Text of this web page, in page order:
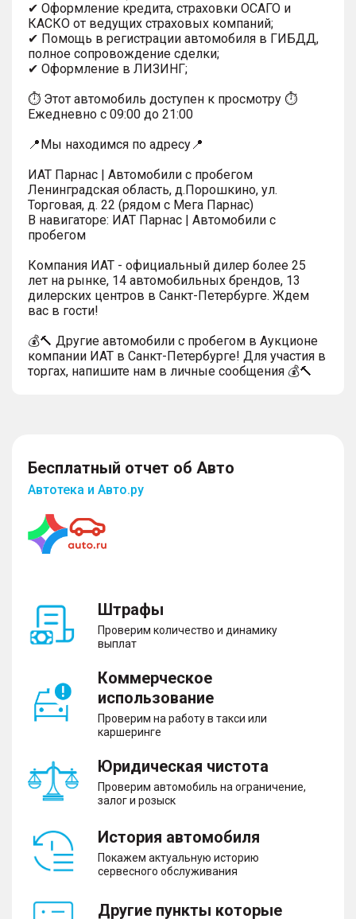
✔ Оформление кредита, страховки ОСАГО и
КАСКО от ведущих страховых компаний;
✔ Помощь в регистрации автомобиля в ГИБДД,
полное сопровождение сделки;
✔ Оформление в ЛИЗИНГ;
⏱ Этот автомобиль доступен к просмотру ⏱
Ежедневно с 09:00 до 21:00
📍Мы находимся по адресу📍
ИАТ Парнас | Автомобили с пробегом
Ленинградская область, д.Порошкино, ул.
Торговая, д. 22 (рядом с Мега Парнас)
В навигаторе: ИАТ Парнас | Автомобили с
пробегом
Компания ИАТ - официальный дилер более 25
лет на рынке, 14 автомобильных брендов, 13
дилерских центров в Санкт-Петербурге. Ждем
вас в гости!
💰🔨 Другие автомобили с пробегом в Аукционе
компании ИАТ в Санкт-Петербурге! Для участия в
торгах, напишите нам в личные сообщения 💰🔨
Бесплатный отчет об Авто
Автотека и Авто.ру
Штрафы
Проверим количество и динамику
выплат
Коммерческое
использование
Проверим на работу в такси или
каршеринге
Юридическая чистота
Проверим автомобиль на ограничение,
залог и розыск
История автомобиля
Покажем актуальную историю
сервесного обслуживания
Другие пункты которые